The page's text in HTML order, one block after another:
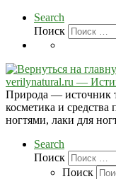
Search
Поиск
verilynatural.ru —
Природа — источник
косметика и средства
ногтями, лаки для
Search
Поиск
Поиск